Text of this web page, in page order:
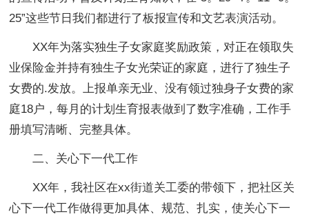
25”这些节日我们都进行了板报宣传和文艺表演活动。
XX年为落实独生子女家庭奖励政策，对正在领取失
业保险金并持有独生子女光荣证的家庭，进行了独生子
女费的.发放。上报单亲无业、没有领过独身子女费的家
庭18户，每月的计划生育报表做到了数字准确，工作手
册填写清晰、完整具体。
二、关心下一代工作
XX年，我社区在xx街道关工委的带领下，把社区关
心下一代工作做得更加具体、规范、扎实，使关心下一